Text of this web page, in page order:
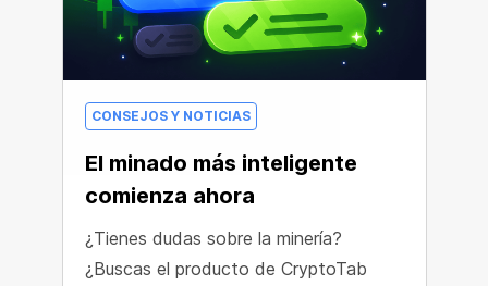
CONSEJOS Y NOTICIAS
El minado más inteligente
comienza ahora
¿Tienes dudas sobre la minería?
¿Buscas el producto de CryptoTab